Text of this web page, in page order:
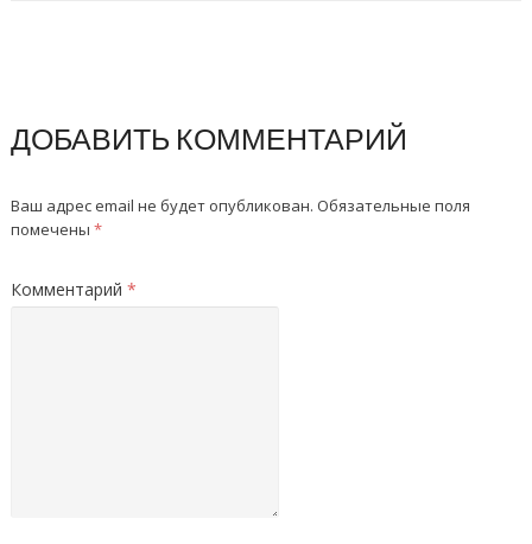
ДОБАВИТЬ КОММЕНТАРИЙ
Ваш адрес email не будет опубликован. Обязательные поля
помечены *
Комментарий *